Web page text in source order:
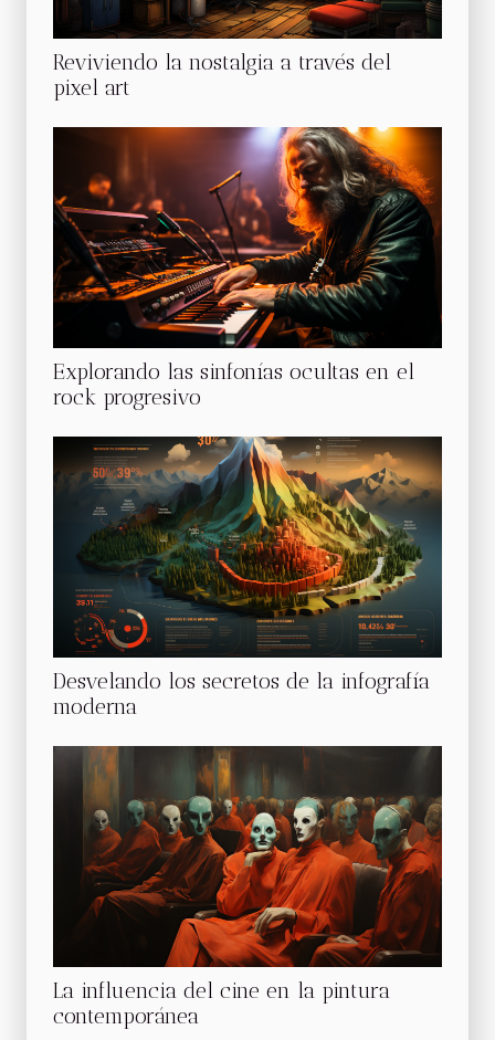
Reviviendo la nostalgia a través del
pixel art
Explorando las sinfonías ocultas en el
rock progresivo
Desvelando los secretos de la infografía
moderna
La influencia del cine en la pintura
contemporánea